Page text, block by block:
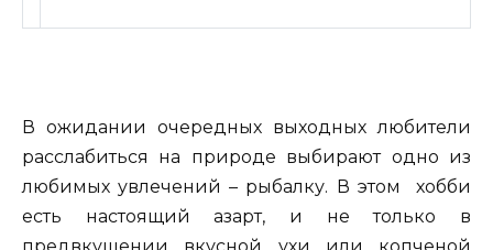
В ожидании очередных выходных любители
расслабиться на природе выбирают одно из
любимых увлечений – рыбалку. В этом хобби
есть настоящий азарт, и не только в